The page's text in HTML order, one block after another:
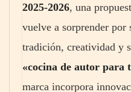
2025-2026, una
vuelve a sorprender
tradición, creatividad y
«cocina de autor para
marca incorpora